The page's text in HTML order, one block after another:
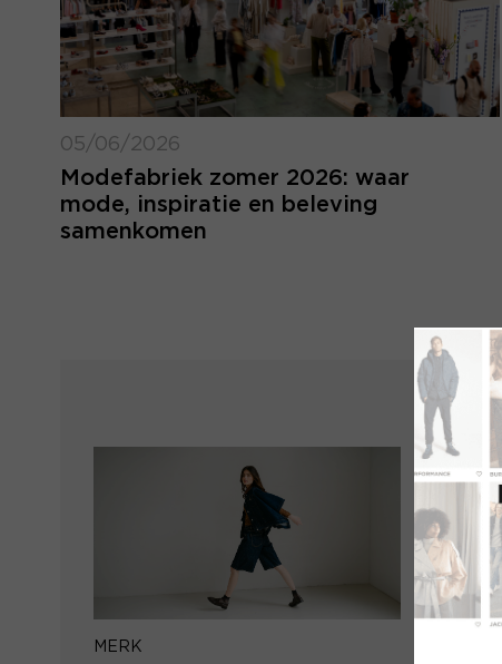
05/06/2026
Modefabriek zomer 2026: waar
mode, inspiratie en beleving
samenkomen
MERK